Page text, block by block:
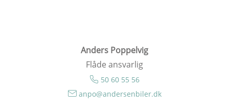
Anders Poppelvig
Flåde ansvarlig
50 60 55 56
anpo@andersenbiler.dk